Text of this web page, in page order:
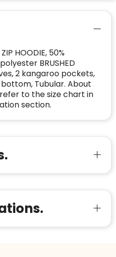
HOODIE, 50%
BRUSHED
2 kangaroo pockets,
Tubular. About
to the size chart in
section.